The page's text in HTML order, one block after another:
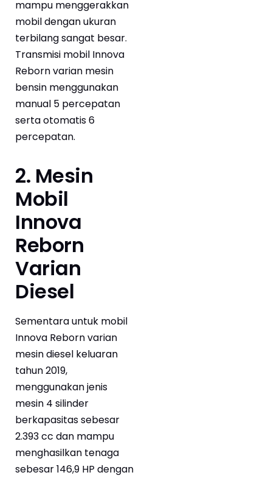
mampu menggerakkan
mobil dengan ukuran
terbilang sangat besar.
Transmisi mobil Innova
Reborn varian mesin
bensin menggunakan
manual 5 percepatan
serta otomatis 6
percepatan.
2. Mesin
Mobil
Innova
Reborn
Varian
Diesel
Sementara untuk mobil
Innova Reborn varian
mesin diesel keluaran
tahun 2019,
menggunakan jenis
mesin 4 silinder
berkapasitas sebesar
2.393 cc dan mampu
menghasilkan tenaga
sebesar 146,9 HP dengan